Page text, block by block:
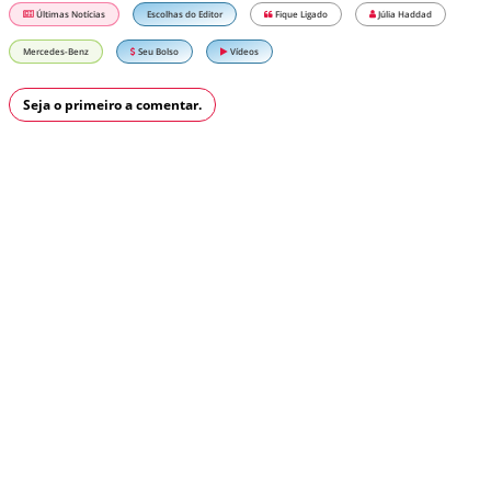
Últimas Notícias Escolhas do Editor Fique Ligado Júlia Haddad
Mercedes-Benz Seu Bolso Vídeos
Seja o primeiro a comentar.